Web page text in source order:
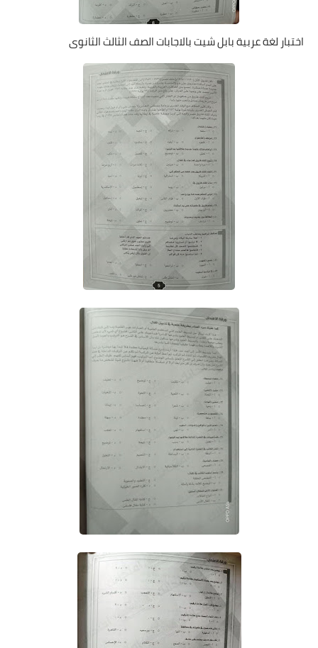
اختبار لغة عربية بابل شيت بالاجابات الصف الثالث الثانوى